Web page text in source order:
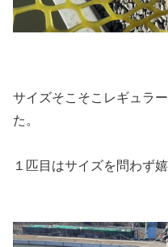
サイズそこそこレギュラ
た。
１匹目はサイズを問わず